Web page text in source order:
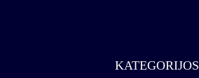
KATEGORIJOS